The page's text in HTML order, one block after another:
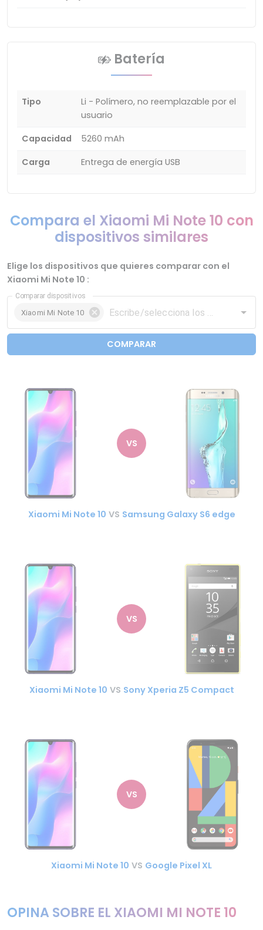
Batería
Tipo
Li - Polímero, no reemplazable por el
usuario
Capacidad
5260 mAh
Carga
Entrega de energía USB
Compara el Xiaomi Mi Note 10 con
dispositivos similares
Elige los dispositivos que quieres comparar con el
Xiaomi Mi Note 10 :
Comparar dispositivos
Xiaomi Mi Note 10
COMPARAR
VS
Xiaomi Mi Note 10 VS Samsung Galaxy S6 edge
VS
Xiaomi Mi Note 10 VS Sony Xperia Z5 Compact
VS
Xiaomi Mi Note 10 VS Google Pixel XL
OPINA SOBRE EL XIAOMI MI NOTE 10